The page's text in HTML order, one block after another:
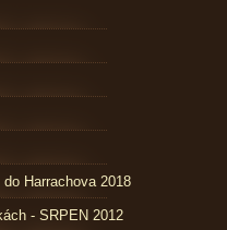
Harrachova 2018
- SRPEN 2012